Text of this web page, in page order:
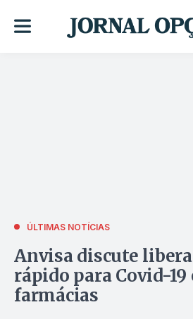
ÚLTIMAS NOTÍCIAS
Anvisa discute
rápido para Covid-19
farmácias